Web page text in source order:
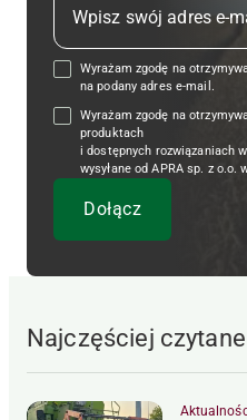
Wyrażam zgodę na
na podany adres e-mail.
Wyrażam zgodę na
produktach
i dostępnych rozwiązaniach
wysyłane od APRA sp. z o.o.
Najczęściej czytane